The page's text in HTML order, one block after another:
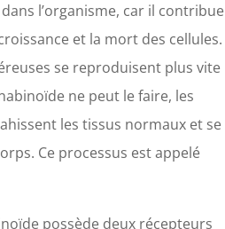
l’organisme, car il contribue
et la mort des cellules.
se reproduisent plus vite
ne peut le faire, les
les tissus normaux et se
Ce processus est appelé
possède deux récepteurs